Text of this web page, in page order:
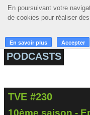
En poursuivant votre
de cookies pour réaliser
En savoir plus Accepter
En poursuivant votre
de cookies pour réaliser
En savoir plus Accepter
ACCUEIL
PODCASTS
TVE #230
10ème saison -